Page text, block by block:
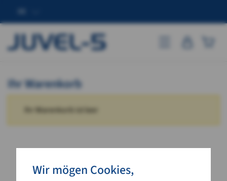
Mobile
Ihr Warenkorb
Ihr Warenkorb ist leer
Wir mögen Cookies,